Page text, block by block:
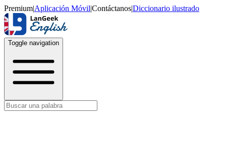
Premium|Aplicación Móvil|Contáctanos|Diccionario ilustrado
Toggle navigation